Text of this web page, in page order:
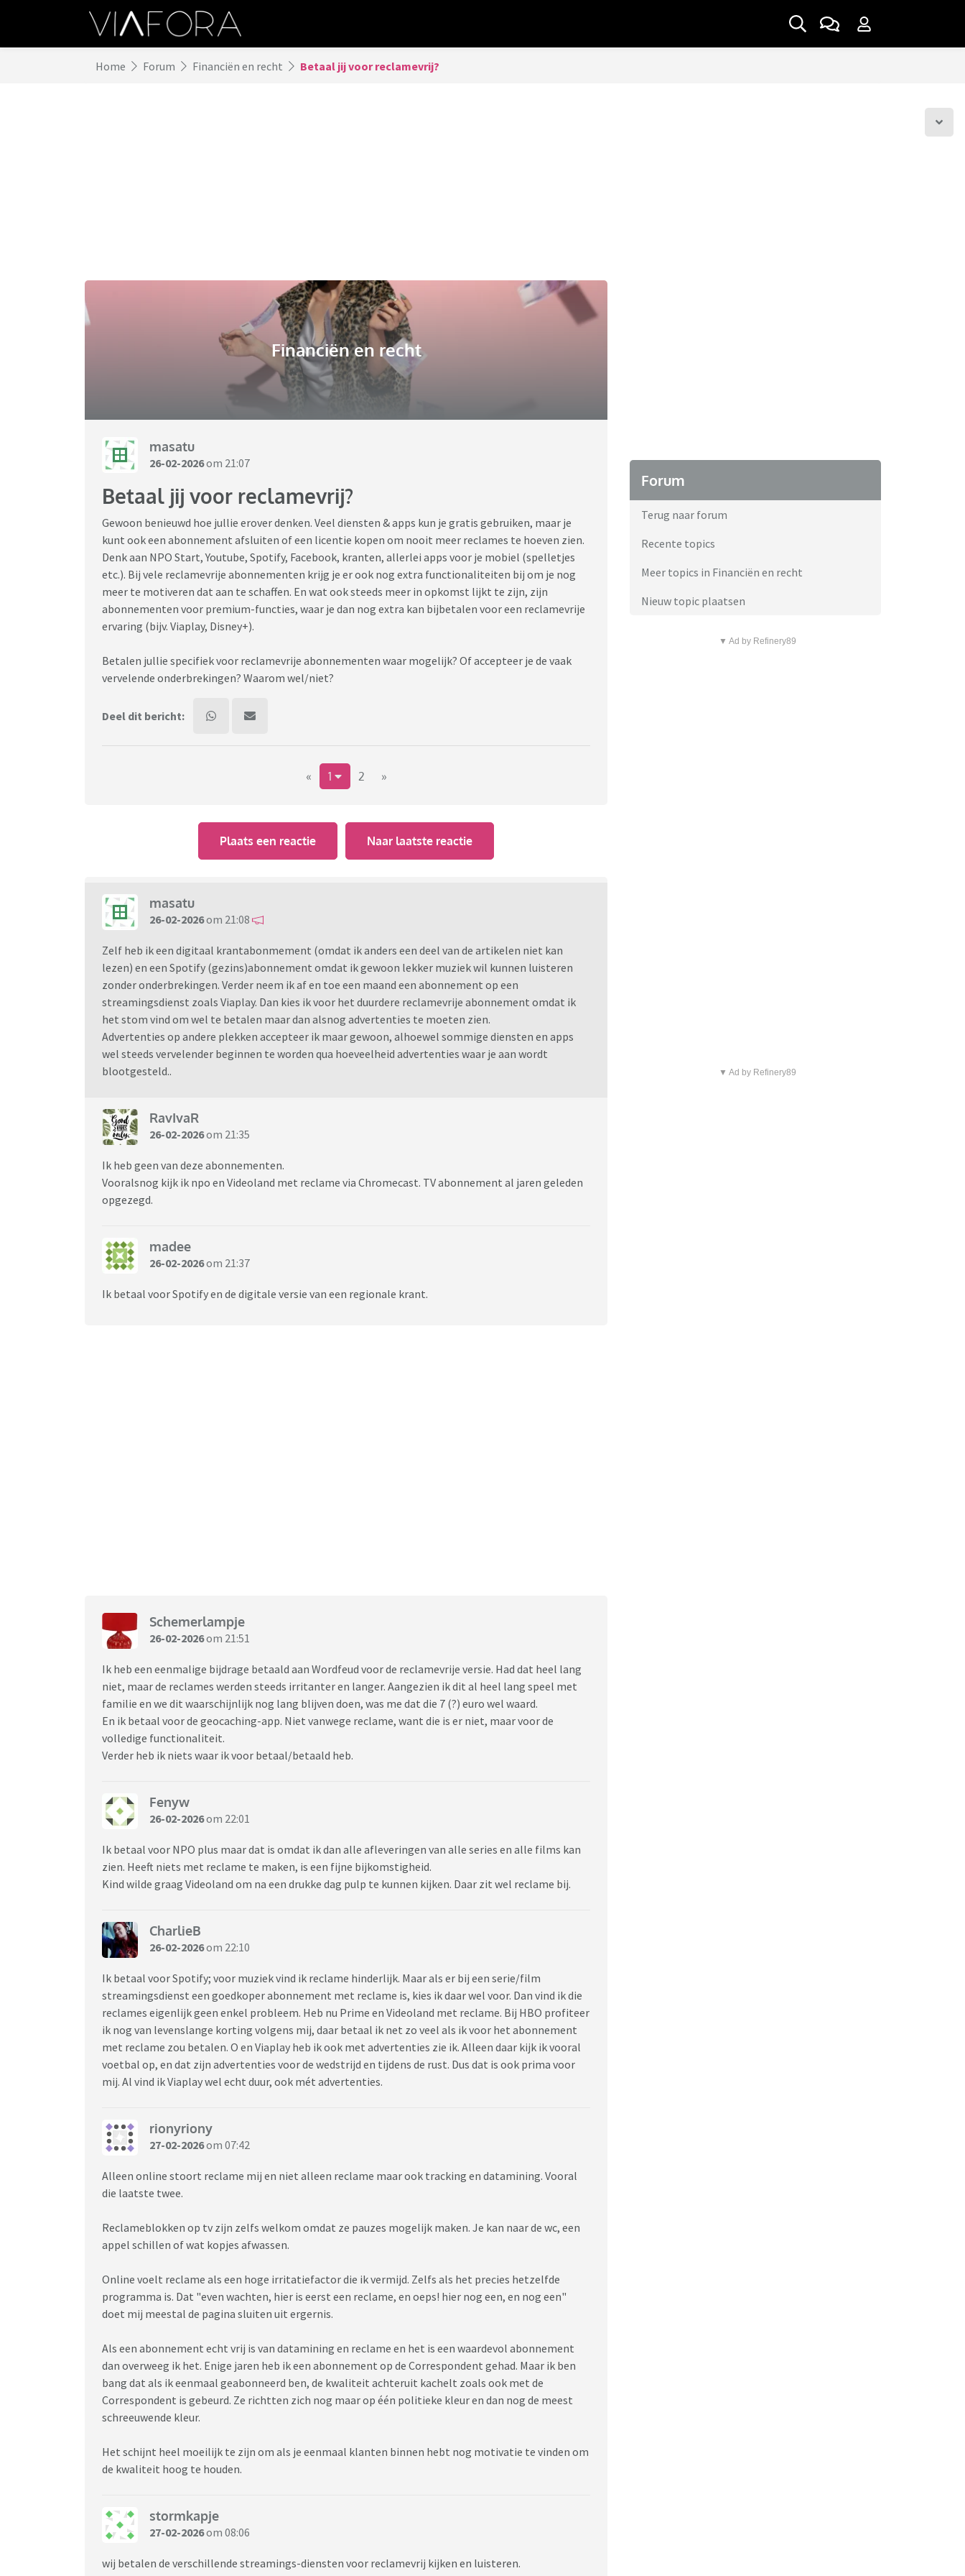
Home Forum Financiën en recht Betaal jij voor reclamevrij?
Financiën en recht
masatu
26-02-2026om 21:07
Betaal jij voor reclamevrij?
Gewoon benieuwd hoe jullie erover denken. Veel diensten & apps kun je gratis gebruiken, maar je
kunt ook een abonnement afsluiten of een licentie kopen om nooit meer reclames te hoeven zien.
Denk aan NPO Start, Youtube, Spotify, Facebook, kranten, allerlei apps voor je mobiel (spelletjes
etc.). Bij vele reclamevrije abonnementen krijg je er ook nog extra functionaliteiten bij om je nog
meer te motiveren dat aan te schaffen. En wat ook steeds meer in opkomst lijkt te zijn, zijn
abonnementen voor premium-functies, waar je dan nog extra kan bijbetalen voor een reclamevrije
ervaring (bijv. Viaplay, Disney+).
Betalen jullie specifiek voor reclamevrije abonnementen waar mogelijk? Of accepteer je de vaak
vervelende onderbrekingen? Waarom wel/niet?
Deel dit bericht:
« 1 2 »
Plaats een reactie Naar laatste reactie
masatu
26-02-2026om 21:08
Zelf heb ik een digitaal krantabonmement (omdat ik anders een deel van de artikelen niet kan
lezen) en een Spotify (gezins)abonnement omdat ik gewoon lekker muziek wil kunnen luisteren
zonder onderbrekingen. Verder neem ik af en toe een maand een abonnement op een
streamingsdienst zoals Viaplay. Dan kies ik voor het duurdere reclamevrije abonnement omdat ik
het stom vind om wel te betalen maar dan alsnog advertenties te moeten zien.
Advertenties op andere plekken accepteer ik maar gewoon, alhoewel sommige diensten en apps
wel steeds vervelender beginnen te worden qua hoeveelheid advertenties waar je aan wordt
blootgesteld..
RavIvaR
26-02-2026om 21:35
Ik heb geen van deze abonnementen.
Vooralsnog kijk ik npo en Videoland met reclame via Chromecast. TV abonnement al jaren geleden
opgezegd.
madee
26-02-2026om 21:37
Ik betaal voor Spotify en de digitale versie van een regionale krant.
Schemerlampje
26-02-2026om 21:51
Ik heb een eenmalige bijdrage betaald aan Wordfeud voor de reclamevrije versie. Had dat heel lang
niet, maar de reclames werden steeds irritanter en langer. Aangezien ik dit al heel lang speel met
familie en we dit waarschijnlijk nog lang blijven doen, was me dat die 7 (?) euro wel waard.
En ik betaal voor de geocaching-app. Niet vanwege reclame, want die is er niet, maar voor de
volledige functionaliteit.
Verder heb ik niets waar ik voor betaal/betaald heb.
Fenyw
26-02-2026om 22:01
Ik betaal voor NPO plus maar dat is omdat ik dan alle afleveringen van alle series en alle films kan
zien. Heeft niets met reclame te maken, is een fijne bijkomstigheid.
Kind wilde graag Videoland om na een drukke dag pulp te kunnen kijken. Daar zit wel reclame bij.
CharlieB
26-02-2026om 22:10
Ik betaal voor Spotify; voor muziek vind ik reclame hinderlijk. Maar als er bij een serie/film
streamingsdienst een goedkoper abonnement met reclame is, kies ik daar wel voor. Dan vind ik die
reclames eigenlijk geen enkel probleem. Heb nu Prime en Videoland met reclame. Bij HBO profiteer
ik nog van levenslange korting volgens mij, daar betaal ik net zo veel als ik voor het abonnement
met reclame zou betalen. O en Viaplay heb ik ook met advertenties zie ik. Alleen daar kijk ik vooral
voetbal op, en dat zijn advertenties voor de wedstrijd en tijdens de rust. Dus dat is ook prima voor
mij. Al vind ik Viaplay wel echt duur, ook mét advertenties.
rionyriony
27-02-2026om 07:42
Alleen online stoort reclame mij en niet alleen reclame maar ook tracking en datamining. Vooral
die laatste twee.
Reclameblokken op tv zijn zelfs welkom omdat ze pauzes mogelijk maken. Je kan naar de wc, een
appel schillen of wat kopjes afwassen.
Online voelt reclame als een hoge irritatiefactor die ik vermijd. Zelfs als het precies hetzelfde
programma is. Dat "even wachten, hier is eerst een reclame, en oeps! hier nog een, en nog een"
doet mij meestal de pagina sluiten uit ergernis.
Als een abonnement echt vrij is van datamining en reclame en het is een waardevol abonnement
dan overweeg ik het. Enige jaren heb ik een abonnement op de Correspondent gehad. Maar ik ben
bang dat als ik eenmaal geabonneerd ben, de kwaliteit achteruit kachelt zoals ook met de
Correspondent is gebeurd. Ze richtten zich nog maar op één politieke kleur en dan nog de meest
schreeuwende kleur.
Het schijnt heel moeilijk te zijn om als je eenmaal klanten binnen hebt nog motivatie te vinden om
de kwaliteit hoog te houden.
stormkapje
27-02-2026om 08:06
wij betalen de verschillende streamings-diensten voor reclamevrij kijken en luisteren.
Forum
Terug naar forum
Recente topics
Meer topics in Financiën en recht
Nieuw topic plaatsen
▼ Ad by Refinery89
▼ Ad by Refinery89